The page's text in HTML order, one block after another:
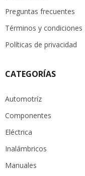
Preguntas frecuentes
Términos y condiciones
Políticas de privacidad
CATEGORÍAS
Automotríz
Componentes
Eléctrica
Inalámbricos
Manuales